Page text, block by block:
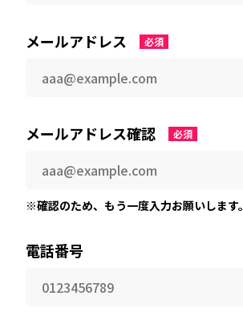
メールアドレス 必須
メールアドレス確認 必須
※確認のため、もう一度入力お願いします。
電話番号